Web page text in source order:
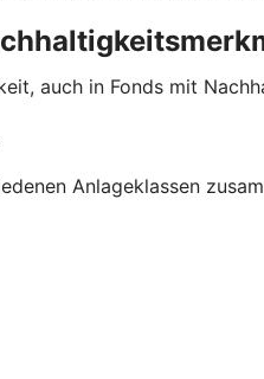
auch in Fonds mit
Anlageklassen